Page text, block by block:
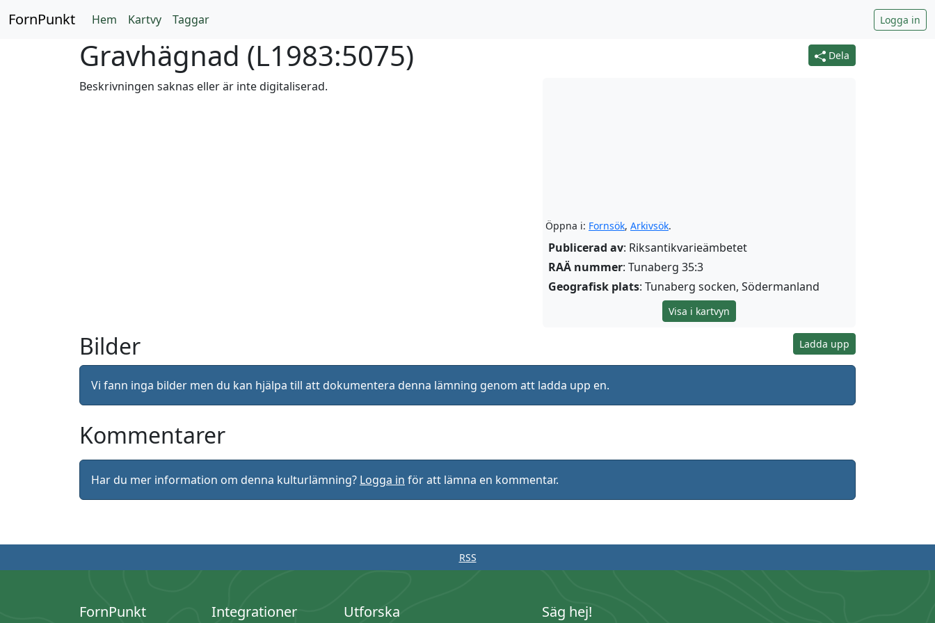
FornPunkt Hem Kartvy Taggar Logga in
Dela
Gravhägnad (L1983:5075)
Öppna i: Fornsök, Arkivsök.
Publicerad av: Riksantikvarieämbetet
RAÄ nummer: Tunaberg 35:3
Geografisk plats: Tunaberg socken, Södermanland
Visa i kartvyn
Beskrivningen saknas eller är inte digitaliserad.
Ladda upp
Bilder
Vi fann inga bilder men du kan hjälpa till att dokumentera denna lämning genom att ladda upp en.
Kommentarer
Har du mer information om denna kulturlämning? Logga in för att lämna en kommentar.
RSS
FornPunkt Integrationer Utforska Säg hej!